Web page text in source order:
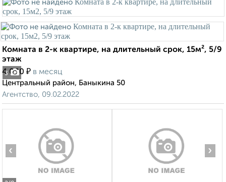
3
Комната в 2-к квартире, на длительный срок, 15м², 5/9
этаж
4 000 ₽ в месяц
Центральный район, Баныкина 50
Агентство, 09.02.2022
‹ ›